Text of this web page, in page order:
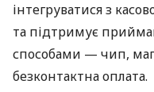
інтегруватися з
та підтримує
способами — чип,
безконтактна оплата.